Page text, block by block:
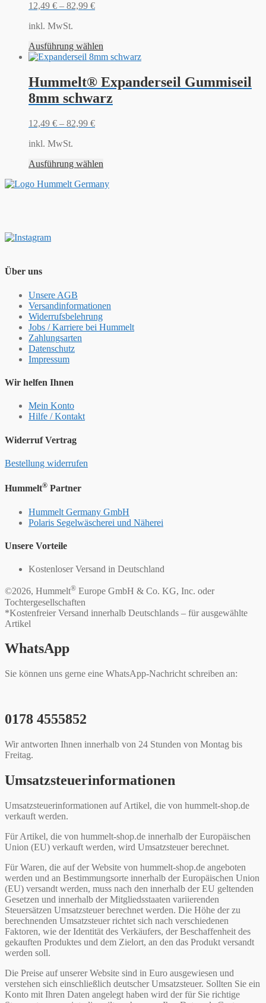
12,49 € – 82,99 €
inkl. MwSt.
Ausführung wählen
Hummelt® Expanderseil Gummiseil
8mm schwarz
12,49 € – 82,99 €
inkl. MwSt.
Ausführung wählen
Über uns
Unsere AGB
Versandinformationen
Widerrufsbelehrung
Jobs / Karriere bei Hummelt
Zahlungsarten
Datenschutz
Impressum
Wir helfen Ihnen
Mein Konto
Hilfe / Kontakt
Widerruf Vertrag
Bestellung widerrufen
Hummelt® Partner
Hummelt Germany GmbH
Polaris Segelwäscherei und Näherei
Unsere Vorteile
Kostenloser Versand in Deutschland
©2026, Hummelt® Europe GmbH & Co. KG, Inc. oder
Tochtergesellschaften
*Kostenfreier Versand innerhalb Deutschlands – für ausgewählte
Artikel
WhatsApp
Sie können uns gerne eine WhatsApp-Nachricht schreiben an:
0178 4555852
Wir antworten Ihnen innerhalb von 24 Stunden von Montag bis
Freitag.
Umsatzsteuerinformationen
Umsatzsteuerinformationen auf Artikel, die von hummelt-shop.de
verkauft werden.
Für Artikel, die von hummelt-shop.de innerhalb der Europäischen
Union (EU) verkauft werden, wird Umsatzsteuer berechnet.
Für Waren, die auf der Website von hummelt-shop.de angeboten
werden und an Bestimmungsorte innerhalb der Europäischen Union
(EU) versandt werden, muss nach den innerhalb der EU geltenden
Gesetzen und innerhalb der Mitgliedsstaaten variierenden
Steuersätzen Umsatzsteuer berechnet werden. Die Höhe der zu
berechnenden Umsatzsteuer richtet sich nach verschiedenen
Faktoren, wie der Identität des Verkäufers, der Beschaffenheit des
gekauften Produktes und dem Zielort, an den das Produkt versandt
werden soll.
Die Preise auf unserer Website sind in Euro ausgewiesen und
verstehen sich einschließlich deutscher Umsatzsteuer. Sollten Sie ein
Konto mit Ihren Daten angelegt haben wird der für Sie richtige